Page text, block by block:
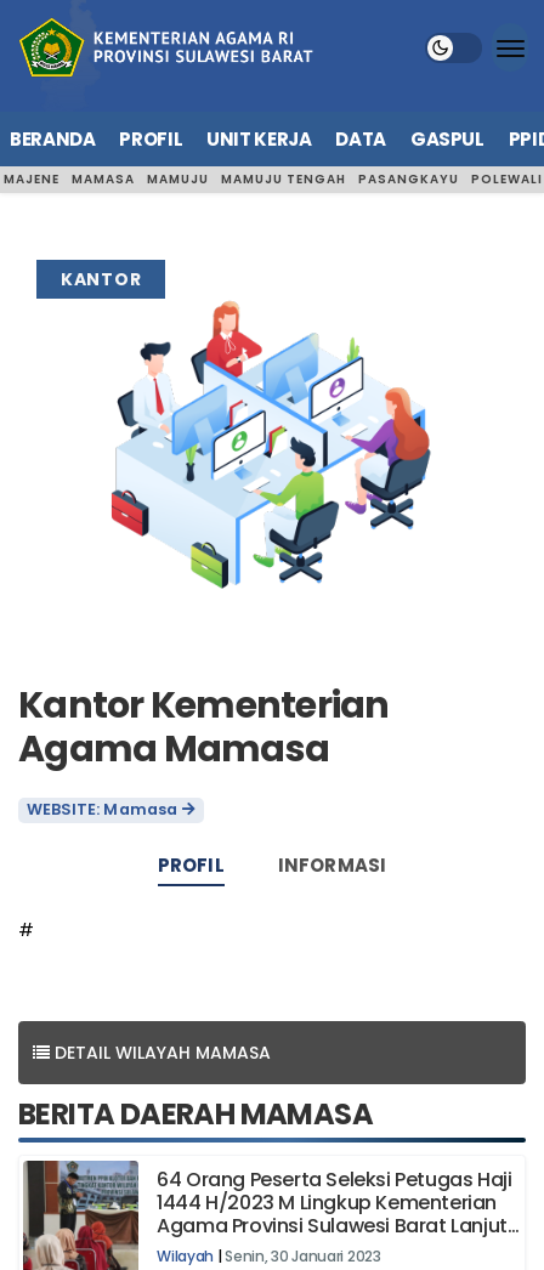
BERANDA PROFIL UNIT KERJA DATA GASPUL
MAJENE MAMASA MAMUJU MAMUJU TENGAH PASANGKAYU
KANTOR
Kantor Kementerian
Agama Mamasa
WEBSITE: Mamasa
PROFIL INFORMASI
#
DETAIL WILAYAH MAMASA
BERITA DAERAH MAMASA
64 Orang Peserta Seleksi Petugas Haji
1444 H/2023 M Lingkup Kementerian
Agama Provinsi Sulawesi Barat Lanjut
ke Tahap II
Wilayah |Senin, 30 Januari 2023